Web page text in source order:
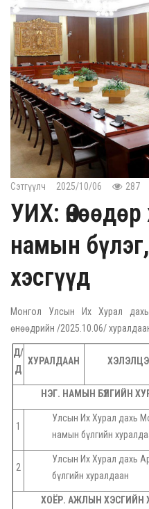
Сэтгүүлч 2025/10/06 287
УИХ: Өнөөдөр
намын
хэсгүүд
Монгол Улсын Их Хурал
өнөөдрийн /2025.10.06/
Д/
Д
ХУРАЛДААН
НЭГ. НАМЫН БҮЛГИЙН
1
Улсын Их Хурал дахь
намын бүлгийн
2
Улсын Их Хурал дахь
бүлгийн хуралдаан
ХОЁР. АЖЛЫН ХЭСГИЙН